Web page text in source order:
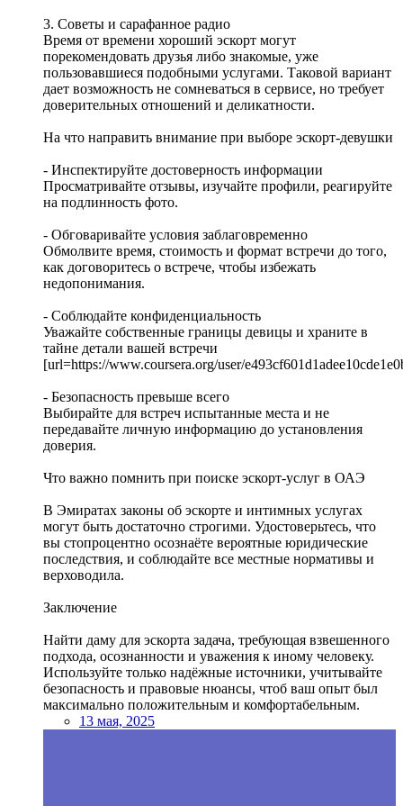
3. Советы и сарафанное радио
Время от времени хороший эскорт могут
порекомендовать друзья либо знакомые, уже
пользовавшиеся подобными услугами. Таковой вариант
дает возможность не сомневаться в сервисе, но требует
доверительных отношений и деликатности.
На что направить внимание при выборе эскорт-девушки
- Инспектируйте достоверность информации
Просматривайте отзывы, изучайте профили, реагируйте
на подлинность фото.
- Обговаривайте условия заблаговременно
Обмолвите время, стоимость и формат встречи до того,
как договоритесь о встрече, чтобы избежать
недопонимания.
- Соблюдайте конфиденциальность
Уважайте собственные границы девицы и храните в
тайне детали вашей встречи
[url=https://www.coursera.org/user/
- Безопасность превыше всего
Выбирайте для встреч испытанные места и не
передавайте личную информацию до установления
доверия.
Что важно помнить при поиске эскорт-услуг в ОАЭ
В Эмиратах законы об эскорте и интимных услугах
могут быть достаточно строгими. Удостоверьтесь, что
вы стопроцентно осознаёте вероятные юридические
последствия, и соблюдайте все местные нормативы и
верховодила.
Заключение
Найти даму для эскорта задача, требующая взвешенного
подхода, осознанности и уважения к иному человеку.
Используйте только надёжные источники, учитывайте
безопасность и правовые нюансы, чтоб ваш опыт был
максимально положительным и комфортабельным.
13 мая, 2025